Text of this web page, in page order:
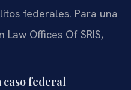
federales. Para una
Offices Of SRIS,
federal